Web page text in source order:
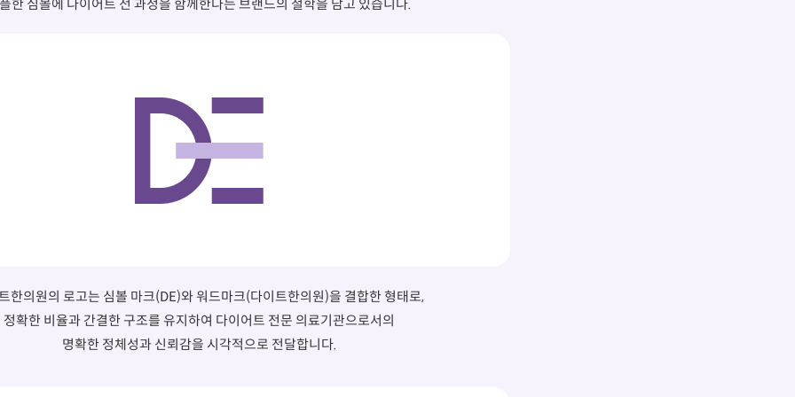
한 심볼에 다이어트 전 과정을 함께한다는 브랜드의 철학을 담고 있습니다.
한의원의 로고는 심볼 마크(DE)와 워드마크(다이트한의원)을 결합한 형태로,
정확한 비율과 간결한 구조를 유지하여 다이어트 전문 의료기관으로서의
명확한 정체성과 신뢰감을 시각적으로 전달합니다.